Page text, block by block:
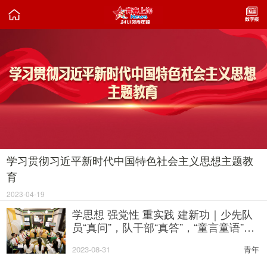

学习贯彻习近平新时代中国特色社会主义思想主题教
育
2023-04-19
学思想 强党性 重实践 建新功｜少先队
员“真问”，队干部“真答”，“童言童语”话
2023-08-31 青年